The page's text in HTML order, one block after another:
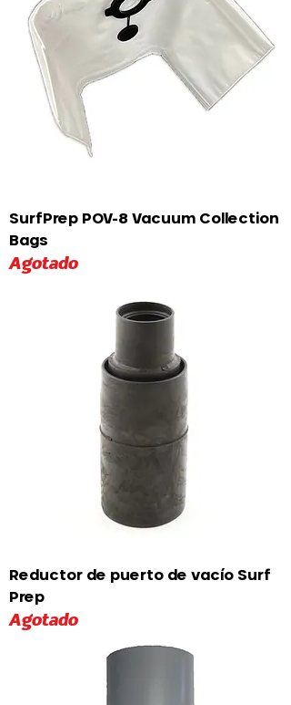
SurfPrep POV-8 Vacuum Collection
Bags
Agotado
Reductor de puerto de vacío Surf
Prep
Agotado